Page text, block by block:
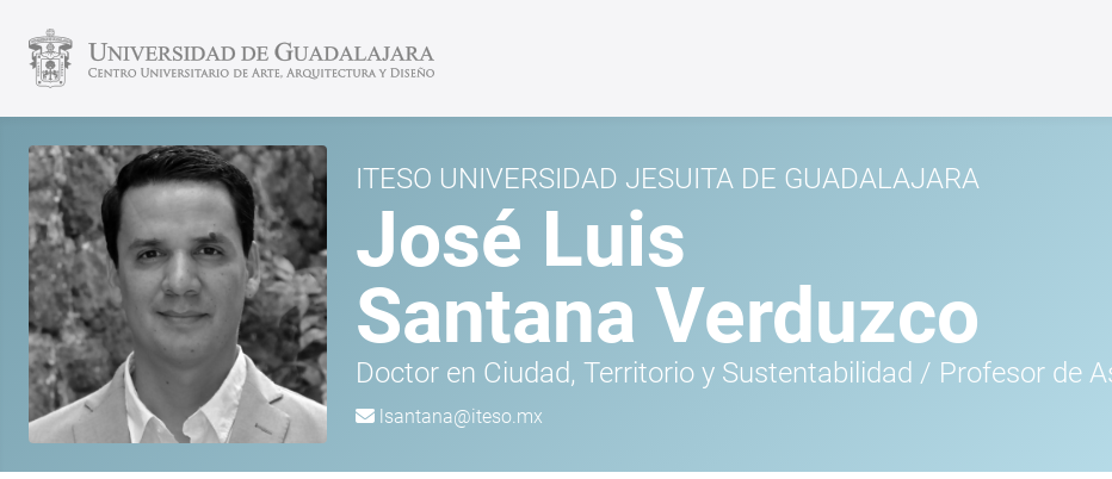
ITESO UNIVERSIDAD JESUITA DE GUADALAJARA
José Luis
Santana Verduzco
Doctor en Ciudad, Territorio y Sustentabilidad / Profesor de
lsantana@iteso.mx